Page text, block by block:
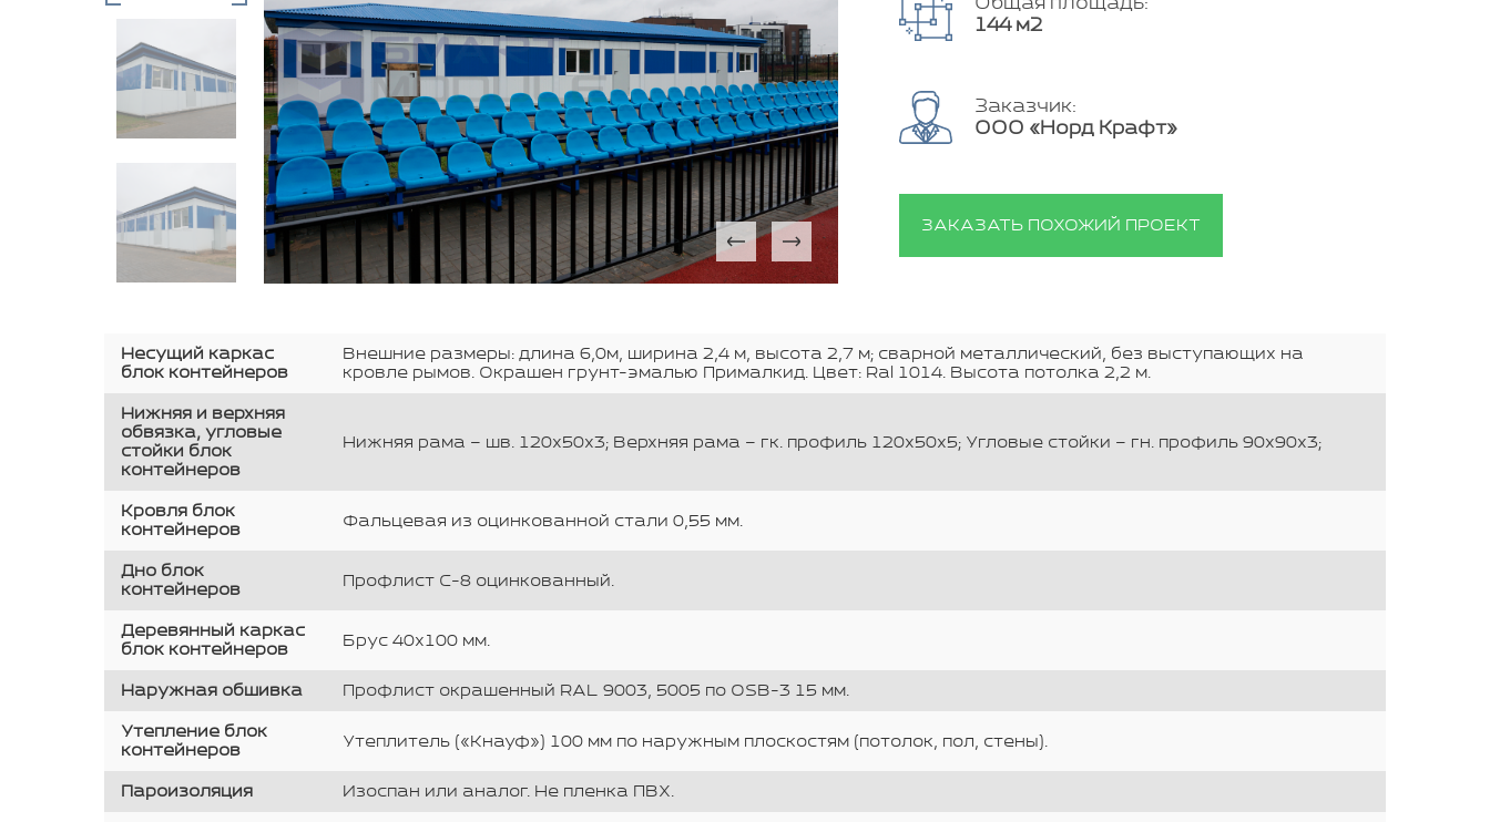
144 м2
Заказчик:
ООО «Норд Крафт»
ЗАКАЗАТЬ ПОХОЖИЙ ПРОЕКТ
Несущий каркас
блок контейнеров
Внешние размеры: длина 6,0м, ширина 2,4 м, высота 2,7 м; сварной металлический, без выступающих на
кровле рымов. Окрашен грунт-эмалью Прималкид. Цвет: Ral 1014. Высота потолка 2,2 м.
Нижняя и верхняя
обвязка, угловые
стойки блок
контейнеров
Нижняя рама – шв. 120х50х3; Верхняя рама – гк. профиль 120х50х5; Угловые стойки – гн. профиль 90х90х3;
Кровля блок
контейнеров
Фальцевая из оцинкованной стали 0,55 мм.
Дно блок
контейнеров
Профлист С-8 оцинкованный.
Деревянный каркас
блок контейнеров
Брус 40х100 мм.
Наружная обшивка Профлист окрашенный RAL 9003, 5005 по OSB-3 15 мм.
Утепление блок
контейнеров
Утеплитель («Кнауф») 100 мм по наружным плоскостям (потолок, пол, стены).
Пароизоляция Изоспан или аналог. Не пленка ПВХ.